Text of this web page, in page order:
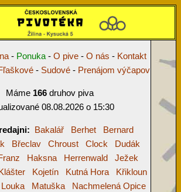
- Ponuka- O pive- O nás - Kontakt
- Sudové - Prenájom výčapov
Máme 166druhov piva
08.08.2026 o 15:30
Bakalář Berhet
Bernard
Břeclav Chroust Clock
Dudák
Haksna Herrenwald
Ježek
Kojetín Kutná Hora
Křikloun
Louka Matuška
Nachmelená Opice